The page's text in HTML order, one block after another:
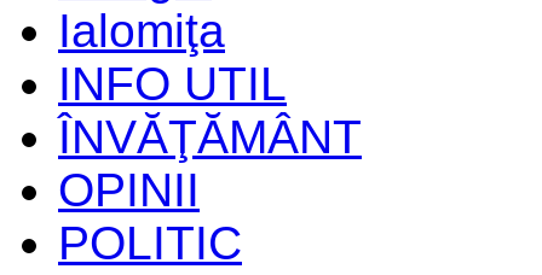
Ialomiţa
INFO UTIL
ÎNVĂŢĂMÂNT
OPINII
POLITIC